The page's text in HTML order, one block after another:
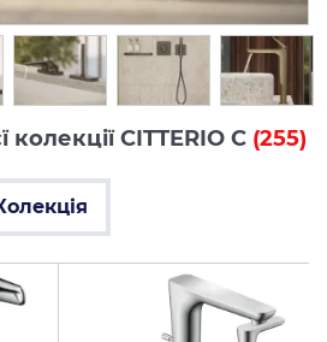
колекції CITTERIO C (255)